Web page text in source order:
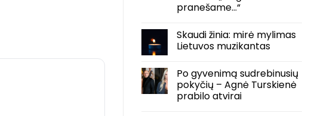
pranešame…“
Skaudi žinia: mirė mylimas
Lietuvos muzikantas
Po gyvenimą sudrebinusių
pokyčių – Agnė Turskienė
prabilo atvirai